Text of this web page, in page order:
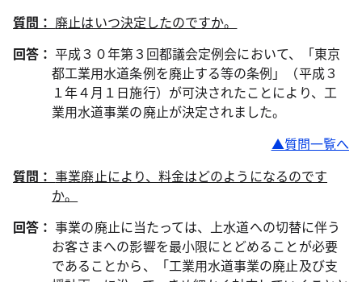
質問： 廃止はいつ決定したのですか。
回答： 平成３０年第３回都議会定例会において、「東京
都工業用水道条例を廃止する等の条例」（平成３
１年４月１日施行）が可決されたことにより、工
業用水道事業の廃止が決定されました。
▲質問一覧へ
質問：事業廃止により、料金はどのようになるのです
か。
回答： 事業の廃止に当たっては、上水道への切替に伴う
お客さまへの影響を最小限にとどめることが必要
であることから、「工業用水道事業の廃止及び支